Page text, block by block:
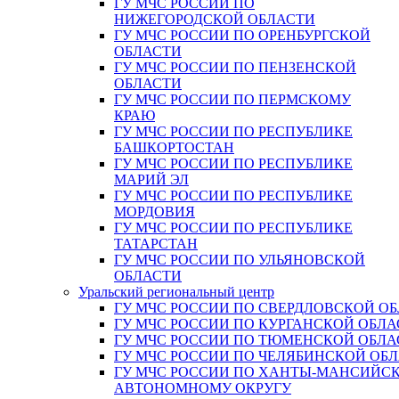
ГУ МЧС РОССИИ ПО
НИЖЕГОРОДСКОЙ ОБЛАСТИ
ГУ МЧС РОССИИ ПО ОРЕНБУРГСКОЙ
ОБЛАСТИ
ГУ МЧС РОССИИ ПО ПЕНЗЕНСКОЙ
ОБЛАСТИ
ГУ МЧС РОССИИ ПО ПЕРМСКОМУ
КРАЮ
ГУ МЧС РОССИИ ПО РЕСПУБЛИКЕ
БАШКОРТОСТАН
ГУ МЧС РОССИИ ПО РЕСПУБЛИКЕ
МАРИЙ ЭЛ
ГУ МЧС РОССИИ ПО РЕСПУБЛИКЕ
МОРДОВИЯ
ГУ МЧС РОССИИ ПО РЕСПУБЛИКЕ
ТАТАРСТАН
ГУ МЧС РОССИИ ПО УЛЬЯНОВСКОЙ
ОБЛАСТИ
Уральский региональный центр
ГУ МЧС РОССИИ ПО СВЕРДЛОВСКОЙ
ГУ МЧС РОССИИ ПО КУРГАНСКОЙ
ГУ МЧС РОССИИ ПО ТЮМЕНСКОЙ
ГУ МЧС РОССИИ ПО ЧЕЛЯБИНСКОЙ
ГУ МЧС РОССИИ ПО ХАНТЫ-
АВТОНОМНОМУ ОКРУГУ